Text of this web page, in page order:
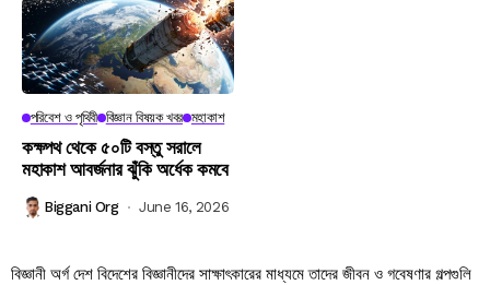
পরিবেশ ও পৃথিবী বিজ্ঞান বিষয়ক খবর মহাকাশ
কক্ষপথ থেকে ৫০টি বস্তু সরালে
মহাকাশ আবর্জনার ঝুঁকি অর্ধেক কমবে
Biggani Org June 16, 2026
বিজ্ঞানী অর্গ দেশ বিদেশের বিজ্ঞানীদের সাক্ষাৎকারের মাধ্যমে তাদের জীবন ও গবেষণার গল্পগুলি